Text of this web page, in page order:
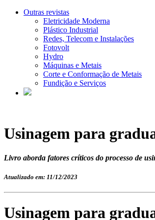
Outras revistas
Eletricidade Moderna
Plástico Industrial
Redes, Telecom e Instalações
Fotovolt
Hydro
Máquinas e Metais
Corte e Conformação de Metais
Fundição e Serviços
Usinagem para
Livro aborda fatores críticos do processo de
Atualizado em: 11/12/2023
Usinagem para